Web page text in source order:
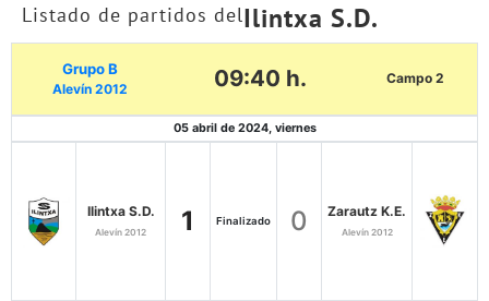
Listado de partidos delIlintxa S.D.
Grupo B
Alevín 2012 09:40 h. Campo 2
05 abril de 2024, viernes
Ilintxa S.D.
Alevín 2012 1 Finalizado 0 Zarautz K.E.
Alevín 2012